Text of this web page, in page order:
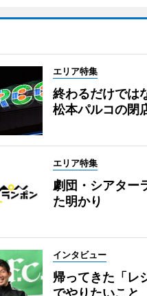
エリア特集
終わるだけでは
松本パルコの閉
エリア特集
劇団・シアター
た明かり
インタビュー
帰ってきた「レ
でやりたいこと